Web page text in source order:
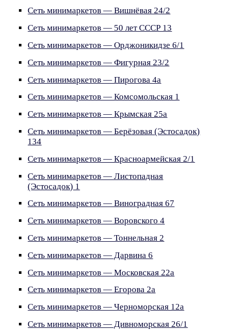
Сеть минимаркетов — Вишнёвая 24/2
Сеть минимаркетов — 50 лет СССР 13
Сеть минимаркетов — Орджоникидзе 6/1
Сеть минимаркетов — Фигурная 23/2
Сеть минимаркетов — Пирогова 4а
Сеть минимаркетов — Комсомольская 1
Сеть минимаркетов — Крымская 25а
Сеть минимаркетов — Берёзовая (Эстосадок)
134
Сеть минимаркетов — Красноармейская 2/1
Сеть минимаркетов — Листопадная
(Эстосадок) 1
Сеть минимаркетов — Виноградная 67
Сеть минимаркетов — Воровского 4
Сеть минимаркетов — Тоннельная 2
Сеть минимаркетов — Дарвина 6
Сеть минимаркетов — Московская 22а
Сеть минимаркетов — Егорова 2а
Сеть минимаркетов — Черноморская 12а
Сеть минимаркетов — Дивноморская 26/1